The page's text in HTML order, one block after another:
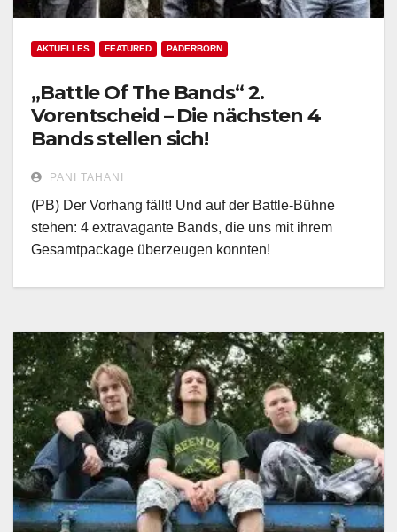
AKTUELLES FEATURED PADERBORN
„Battle Of The Bands“ 2.
Vorentscheid – Die nächsten 4
Bands stellen sich!
PANI TAHANI
(PB) Der Vorhang fällt! Und auf der Battle-Bühne
stehen: 4 extravagante Bands, die uns mit ihrem
Gesamtpackage überzeugen konnten!